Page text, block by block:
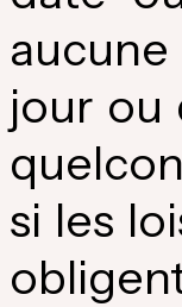
jour ou
si les